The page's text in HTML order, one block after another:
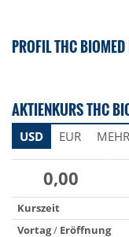
PROFIL THC BIOMED
AKTIENKURS THC
USD EUR MEHR
0,00
Kurszeit
Vortag/ Eröffnung